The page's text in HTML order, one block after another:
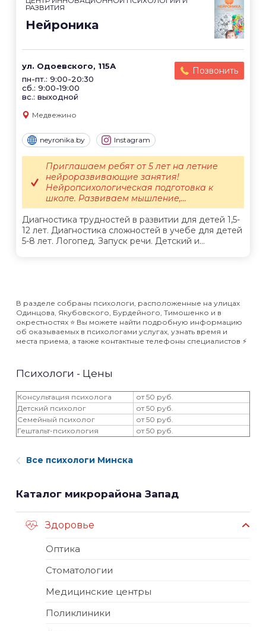
РАЗВИТИЯ
Нейроника
ул. Одоевского, 115А
пн-пт.: 9:00-20:30
сб.: 9:00-19:00
вс.: выходной
Позвонить
Медвежино
neyronika.by Instagram
Диагностика трудностей в развитии для детей 1,5-
12 лет. Диагностика сложностей в учебе для детей
5-8 лет. Логопед. Запуск речи. Детский и...
Приглашаем ребят от 5 лет на летние
нейроразвивающие занятия!
Нейропсихологическая подготовка к
школе. Развиваем мышление,...
В разделе собраны психологи, расположенные на улицах
Одинцова, Якубовского, Бурдейного, Тимошенко и в
окрестностях ⭐️ Вы можете найти подробную информацию
об оказываемых в психологами услугах, узнать время и
места приема, а также контактные телефоны специалистов ⚡️
Психологи - Цены
Консультация психолога
от 50 руб.
Детский психолог
от 50 руб.
Семейный психолог
от 50 руб.
Гештальт-психология
от 50 руб.
Все психологи Минска
Каталог микрорайона Запад
Здоровье
Оптика
Стоматологии
Медицинские центры
Поликлиники